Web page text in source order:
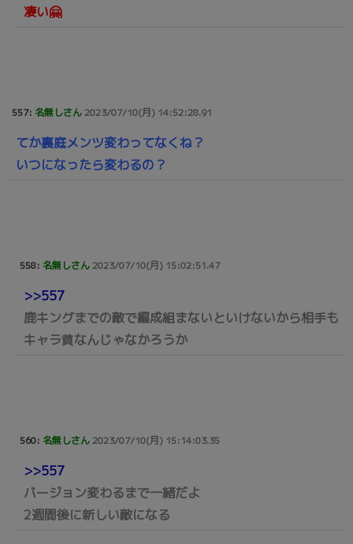
凄い🤗
557: 名無しさん2023/07/10(月) 14:52:28.91
てか裏庭メンツ変わってなくね？
いつになったら変わるの？
558: 名無しさん2023/07/10(月) 15:02:51.47
>>557
鹿キングまでの敵で編成組まないといけないから相手も
キャラ貧なんじゃなかろうか
560: 名無しさん2023/07/10(月) 15:14:03.35
>>557
バージョン変わるまで一緒だよ
2週間後に新しい敵になる